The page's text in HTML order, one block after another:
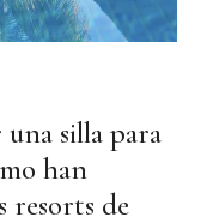
una silla para
han
resorts de